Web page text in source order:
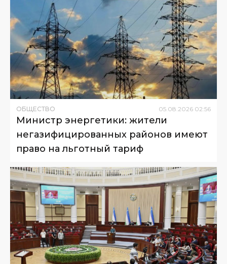
ОБЩЕСТВО 05 08 2026 02:56
Министр энергетики: жители
негазифицированных районов имеют
право на льготный тариф